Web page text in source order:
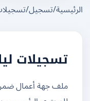
/تسجيل/تسجيلات
تسجيلات ليالينا
ملف جهة أعمال ضمن